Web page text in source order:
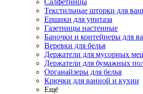
Салфетницы
Текстильные шторки для
Ершики для унитаза
Газетницы настенные
Баночки и контейнеры для
Веревки для белья
Держатели для мусорных
Держатели для бумажных
Органайзеры для белья
Крючки для ванной и кухни
Ещё